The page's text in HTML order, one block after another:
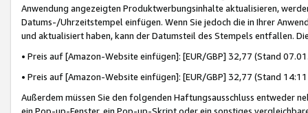
Anwendung angezeigten Produktwerbungsinhalte aktualisieren,
Datums-/Uhrzeitstempel einfügen. Wenn Sie jedoch die in Ihrer
und aktualisiert haben, kann der Datumsteil des Stempels entfallen.
• Preis auf [Amazon-Website einfügen]: [EUR/GBP] 32,77 (Stand
• Preis auf [Amazon-Website einfügen]: [EUR/GBP] 32,77 (Stand
Außerdem müssen Sie den folgenden Haftungsausschluss entweder
ein Pop-up-Fenster, ein Pop-up-Skript oder ein sonstiges